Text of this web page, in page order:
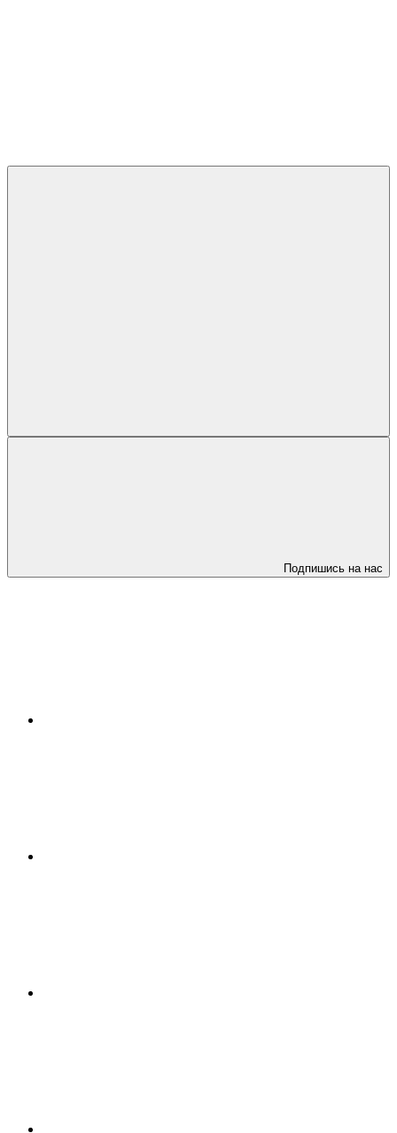
Подпишись на нас